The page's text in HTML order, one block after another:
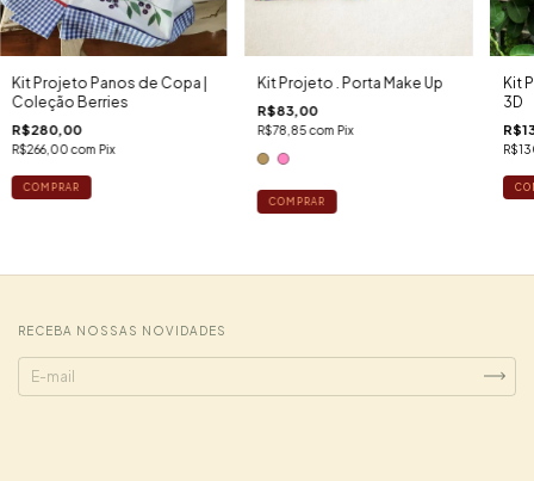
Kit Projeto Panos de Copa |
Coleção Berries
R$280,00
R$266,00com Pix
Kit Projeto . Porta Make Up
R$83,00
R$78,85com Pix
COMPRAR
Kit
3D
RECEBA NOSSAS NOVIDADES